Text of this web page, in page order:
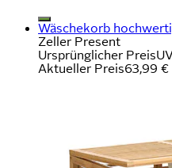
Wäschekorb
Zeller Present
Ursprünglicher Preis
Aktueller Preis63,99 €